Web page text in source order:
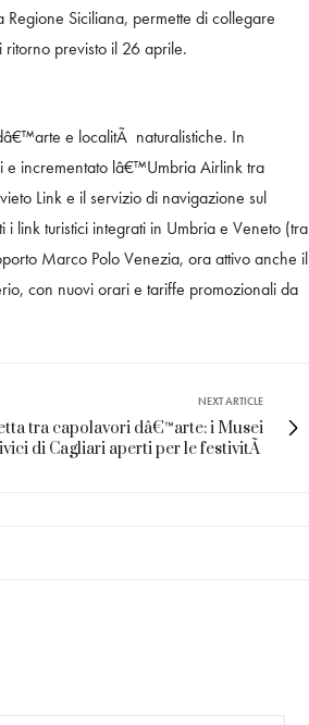
Siciliana, permette di collegare
ritorno previsto il 26 aprile.
e localitÃ naturalistiche. In
e incrementato lâ€™Umbria Airlink tra
Link e il servizio di navigazione sul
link turistici integrati in Umbria e Veneto (tra
Marco Polo Venezia, ora attivo anche il
con nuovi orari e tariffe promozionali da
NEXT ARTICLE
tra capolavori dâ€™arte: i Musei
di Cagliari aperti per le festivitÃ